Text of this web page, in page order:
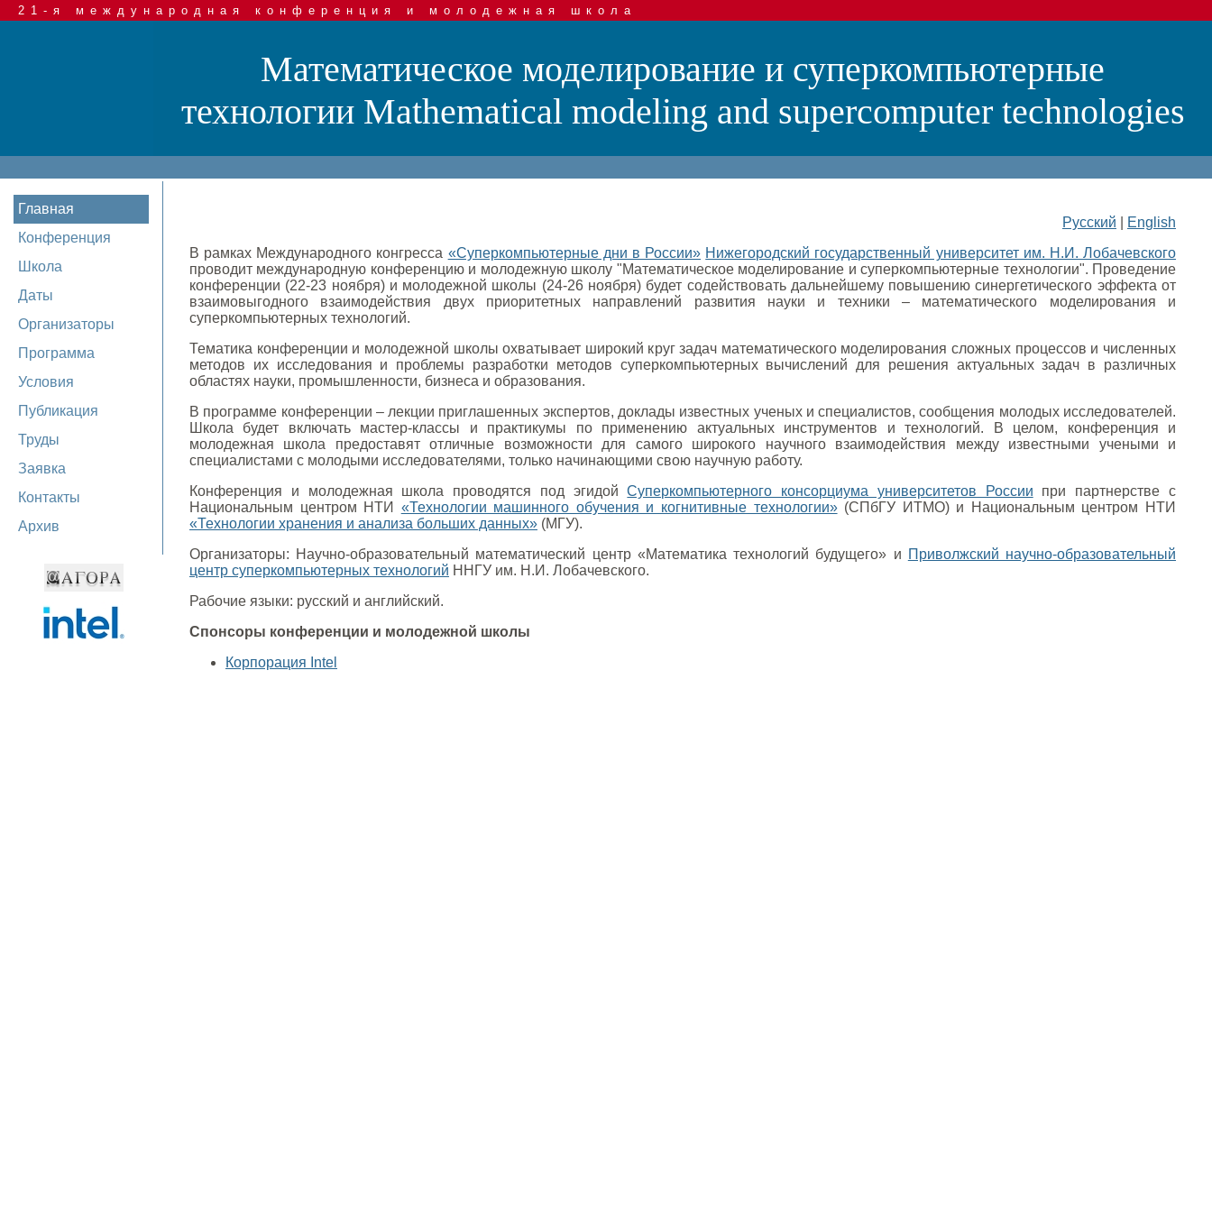
21-я международная конференция и молодежная школа
Математическое моделирование и суперкомпьютерные
технологии Mathematical modeling and supercomputer technologies
Главная
Конференция
Школа
Даты
Организаторы
Программа
Условия
Публикация
Труды
Заявка
Контакты
Архив
Русский
English
В рамках Международного конгресса «Суперкомпьютерные дни в России» Нижегородский государственный университет им. Н.И. Лобачевского
проводит международную конференцию и молодежную школу "Математическое моделирование и суперкомпьютерные технологии". Проведение
конференции (22-23 ноября) и молодежной школы (24-26 ноября) будет содействовать дальнейшему повышению синергетического эффекта от
взаимовыгодного взаимодействия двух приоритетных направлений развития науки и техники – математического моделирования и
суперкомпьютерных технологий.
Тематика конференции и молодежной школы охватывает широкий круг задач математического моделирования сложных процессов и численных
методов их исследования и проблемы разработки методов суперкомпьютерных вычислений для решения актуальных задач в различных
областях науки, промышленности, бизнеса и образования.
В программе конференции – лекции приглашенных экспертов, доклады известных ученых и специалистов, сообщения молодых исследователей.
Школа будет включать мастер-классы и практикумы по применению актуальных инструментов и технологий. В целом, конференция и
молодежная школа предоставят отличные возможности для самого широкого научного взаимодействия между известными учеными и
специалистами с молодыми исследователями, только начинающими свою научную работу.
Конференция и молодежная школа проводятся под эгидойСуперкомпьютерного консорциума университетов России при партнерстве с
Национальным центром НТИ «Технологии машинного обучения и когнитивные технологии»(СПбГУ ИТМО) и Национальным центром НТИ
«Технологии хранения и анализа больших данных» (МГУ).
Организаторы: Научно-образовательный математический центр «Математика технологий будущего» и Приволжский научно-образовательный
центр суперкомпьютерных технологий ННГУ им. Н.И. Лобачевского.
Рабочие языки: русский и английский.
Спонсоры конференции и молодежной школы
Корпорация Intel